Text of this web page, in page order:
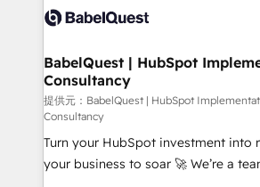
accreditations with HubSpot.
custom API integrations with ERP
operations A little about us: • Boutique 'Elite' team of
12 • 150+ clients across Sales Hub,
Service Hub, Data Hub and CMS •
27001:2022, ISO 9001:2015, and ISO
certified - the AI management
our AI governance framework, built
BabelQuest | HubSpot
Consultancy
提供元：BabelQuest | HubSpot
Consultancy
Turn your HubSpot investment into
your business to soar 🚀 We’re a team of accredited